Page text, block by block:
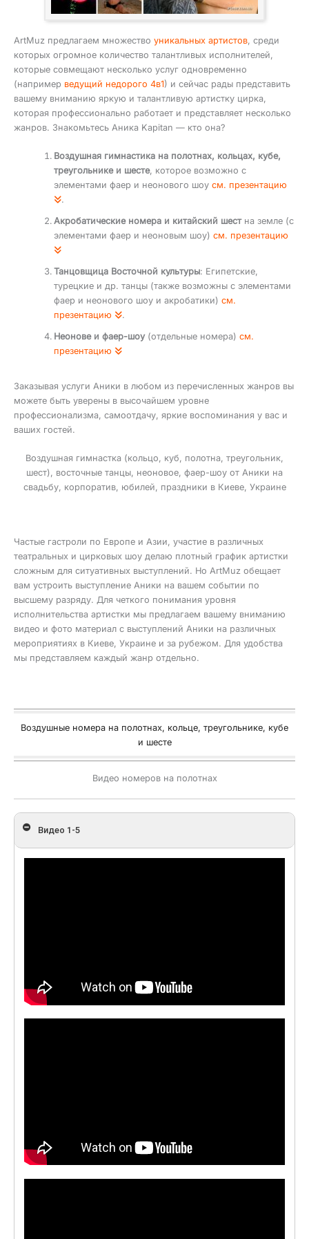
ArtMuz предлагаем множество уникальных артистов, среди
которых огромное количество талантливых исполнителей,
которые совмещают несколько услуг одновременно
(например ведущий недорого 4в1) и сейчас рады представить
вашему вниманию яркую и талантливую артистку цирка,
которая профессионально работает и представляет несколько
жанров. Знакомьтесь Аника Kapitan — кто она?
Воздушная гимнастика на полотнах, кольцах, кубе,
треугольнике и шесте, которое возможно с
элементами фаер и неонового шоусм. презентацию
.
Акробатические номера и китайский шестна земле (с
элементами фаер и неоновым шоу)см. презентацию
Танцовщица Восточной культуры: Египетские,
турецкие и др. танцы (также возможны с элементами
фаер и неонового шоу и акробатики)см.
презентацию
.
Неонове и фаер-шоу(отдельные номера)см.
презентацию
Заказывая услуги Аники в любом из перечисленных жанров вы
можете быть уверены в высочайшем уровне
профессионализма, самоотдачу, яркие воспоминания у вас и
ваших гостей.
Воздушная гимнастка (кольцо, куб, полотна, треугольник,
шест), восточные танцы, неоновое, фаер-шоу от Аники на
свадьбу, корпоратив, юбилей, праздники в Киеве, Украине
Частые гастроли по Европе и Азии, участие в различных
театральных и цирковых шоу делаю плотный график артистки
сложным для ситуативных выступлений. Но ArtMuz обещает
вам устроить выступление Аники на вашем событии по
высшему разряду. Для четкого понимания уровня
исполнительства артистки мы предлагаем вашему вниманию
видео и фото материал с выступлений Аники на различных
мероприятиях в Киеве, Украине и за рубежом. Для удобства
мы представляем каждый жанр отдельно.
Воздушные номера на полотнах, кольце, треугольнике, кубе
и шесте
Видео номеров на полотнах
Видео 1-5